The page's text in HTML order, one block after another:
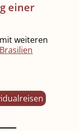
einer
weiteren
Brasilien